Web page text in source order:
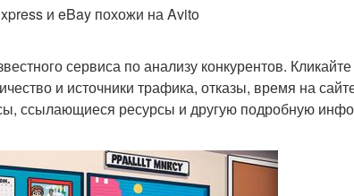
и eBay похожи на Avito
сервиса по анализу конкурентов.
и источники трафика, отказы, время на
ссылающиеся ресурсы и другую подробную